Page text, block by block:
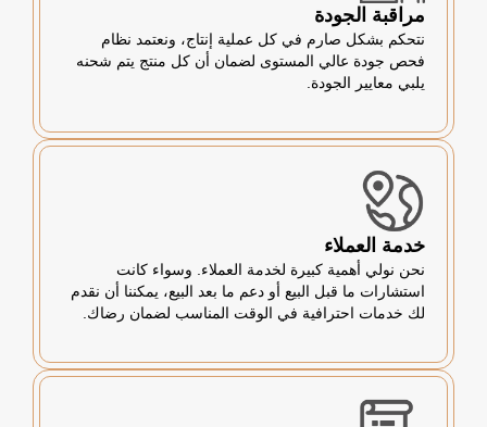
مراقبة الجودة
نتحكم بشكل صارم في كل عملية إنتاج، ونعتمد نظام
فحص جودة عالي المستوى لضمان أن كل منتج يتم شحنه
يلبي معايير الجودة.
خدمة العملاء
نحن نولي أهمية كبيرة لخدمة العملاء. وسواء كانت
استشارات ما قبل البيع أو دعم ما بعد البيع، يمكننا أن نقدم
لك خدمات احترافية في الوقت المناسب لضمان رضاك.